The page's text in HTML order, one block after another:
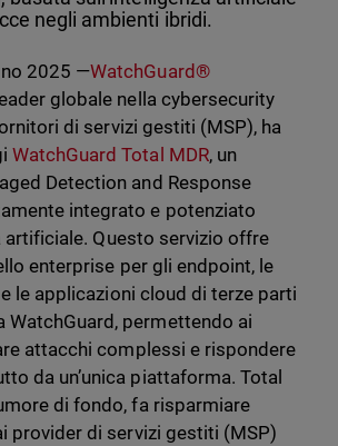
negli ambienti ibridi.
2025 —WatchGuard®
globale nella cybersecurity
di servizi gestiti (MSP), ha
WatchGuard Total MDR, un
Detection and Response
integrato e potenziato
artificiale. Questo servizio offre
enterprise per gli endpoint, le
le applicazioni cloud di terze parti
WatchGuard, permettendo ai
attacchi complessi e rispondere
da un’unica piattaforma. Total
di fondo, fa risparmiare
provider di servizi gestiti (MSP)